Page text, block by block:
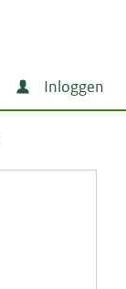
Inloggen